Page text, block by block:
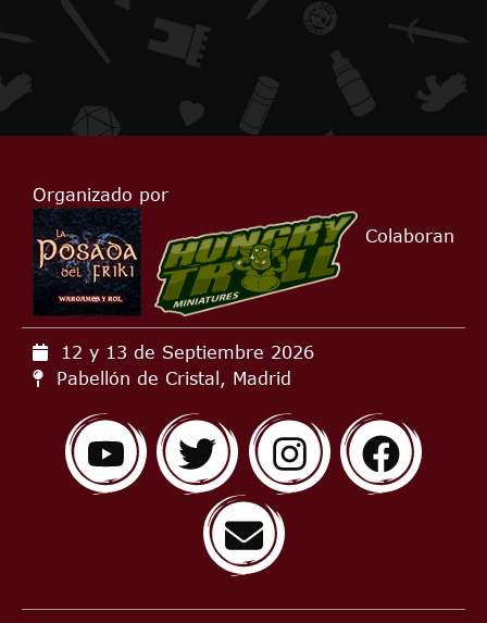
Organizado por
Colaboran
12 y 13 de Septiembre 2026
Pabellón de Cristal, Madrid